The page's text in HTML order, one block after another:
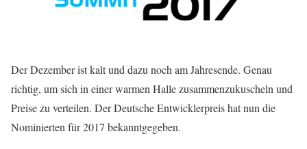
Der Dezember ist kalt und dazu noch am Jahresende. Genau
richtig, um sich in einer warmen Halle zusammenzukuscheln und
Preise zu verteilen. Der Deutsche Entwicklerpreis hat nun die
Nominierten für 2017 bekanntgegeben.